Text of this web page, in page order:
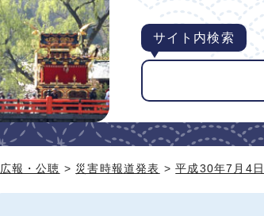
サイト内検索
広報・公聴 > 災害時報道発表 >平成30年7月4